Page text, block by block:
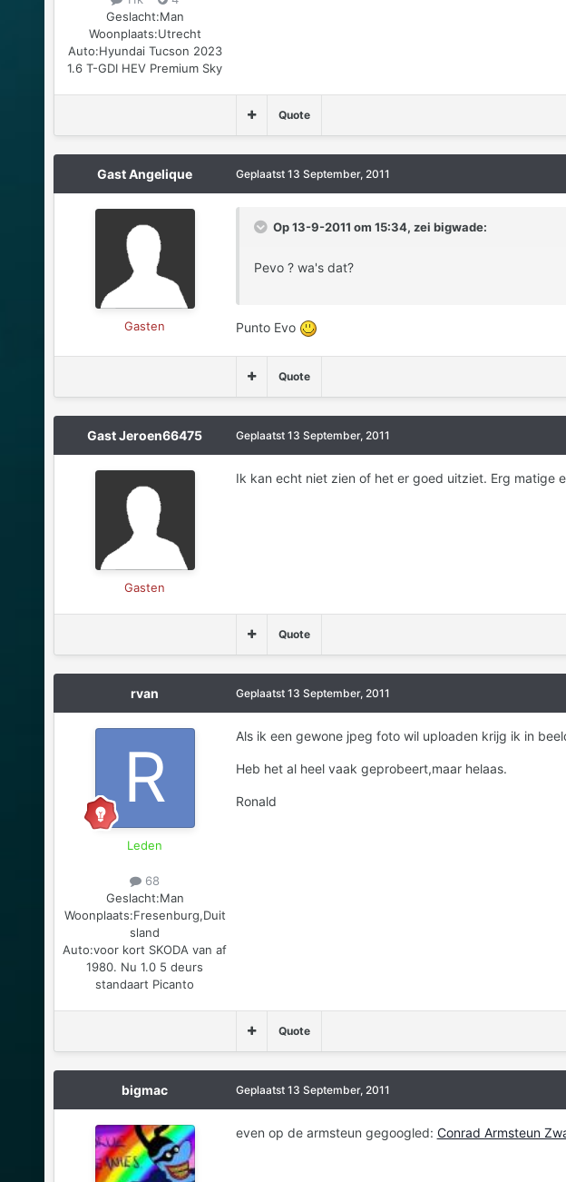
Geslacht:Man
Woonplaats:Utrecht
Auto:Hyundai Tucson 2023
1.6 T-GDI HEV Premium Sky
Quote
Gast Angelique
Gasten
Geplaatst 13 September, 2011
Op 13-9-2011 om 15:34, zei bigwade:
Pevo ? wa's dat?
Punto Evo
Quote
Gast Jeroen66475
Gasten
Geplaatst 13 September, 2011
Ik kan echt niet zien of het er goed uitziet. Erg matige
Quote
rvan
Leden
68
Geslacht:Man
Woonplaats:Fresenburg,Duit
sland
Auto:voor kort SKODA van af
1980. Nu 1.0 5 deurs
standaart Picanto
Geplaatst 13 September, 2011
Als ik een gewone jpeg foto wil uploaden krijg ik in
Heb het al heel vaak geprobeert,maar helaas.
Ronald
Quote
bigmac Geplaatst 13 September, 2011
even op de armsteun gegoogled: Conrad Armsteun